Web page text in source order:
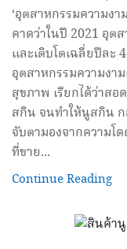
‘อุตสาหกรรมความงา
คาดว่าในปี 2021 อุต
และเติบโตเฉลี่ยปีละ
อุตสาหกรรมความงา
สุขภาพ เรียกได้ว่าส
สกิน จนทำให้นูสกิน
จับตามองจากความโ
ที่ขาย...
Continue Reading